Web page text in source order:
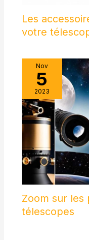
Les
votre
Nov
5
2023
Zoom sur les
télescopes